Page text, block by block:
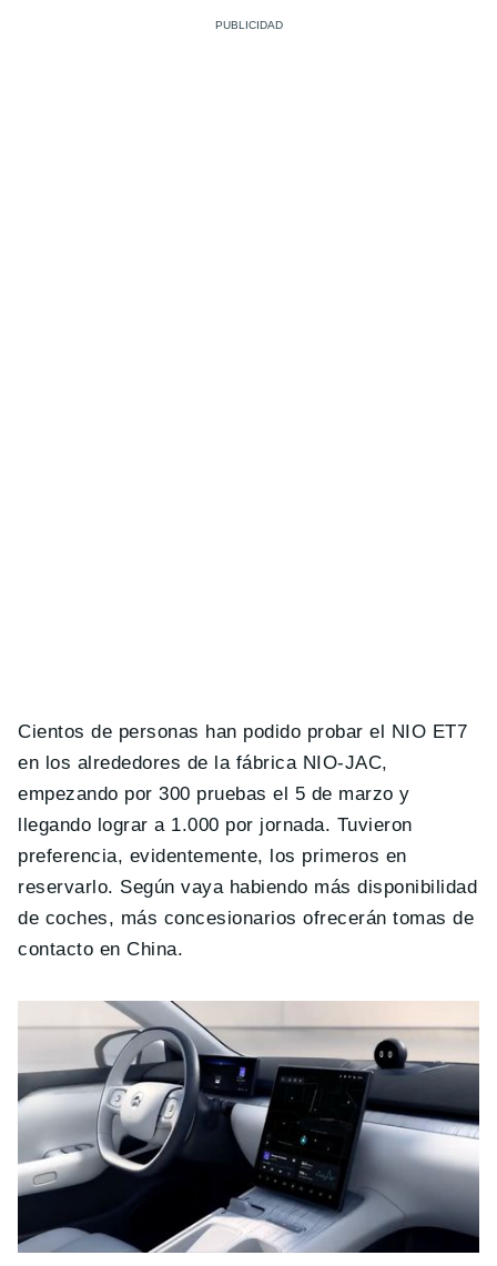
Cientos de personas han podido probar el NIO ET7
en los alrededores de la fábrica NIO-JAC,
empezando por 300 pruebas el 5 de marzo y
llegando lograr a 1.000 por jornada. Tuvieron
preferencia, evidentemente, los primeros en
reservarlo. Según vaya habiendo más disponibilidad
de coches, más concesionarios ofrecerán tomas de
contacto en China.